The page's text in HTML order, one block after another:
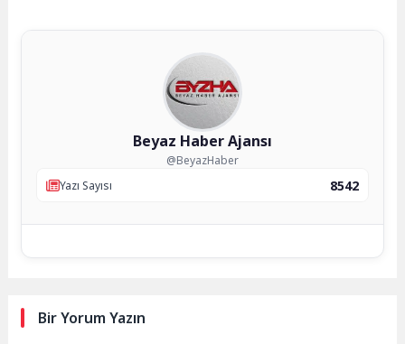
Beyaz Haber Ajansı
@BeyazHaber
Yazı Sayısı
8542
Bir Yorum Yazın